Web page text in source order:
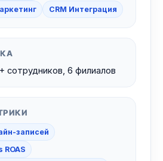
CRM Интеграция
сотрудников, 6 филиалов
записей
ROAS